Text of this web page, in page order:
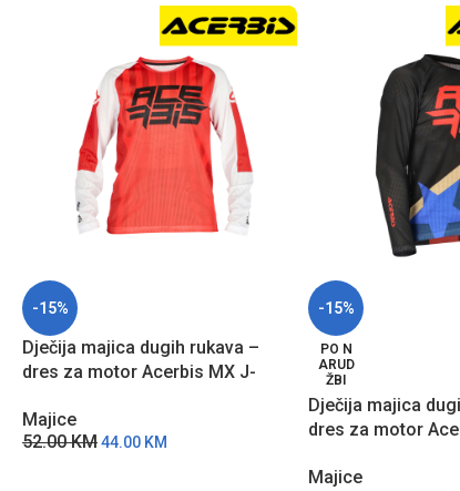
-15%
Dječija majica dugih rukava –
dres za motor Acerbis MX J-
Majice
52.00KM44.00 KM
-15%
PO N
ARUD
ŽBI
Dječija majica
dres za motor
Majice